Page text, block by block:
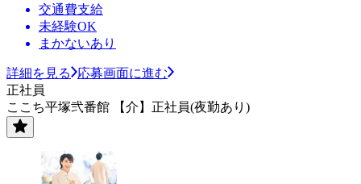
交通費支給
未経験OK
まかないあり
詳細を見る
応募画面に進む
正社員
ここち平塚弐番館 【介】正社員(夜勤あり)